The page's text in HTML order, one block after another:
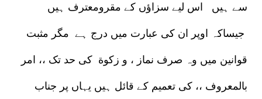
سے ہیں اس لیے سزاؤں کے مقرومعترف ہیں
جیساکہ اوپر ان کی عبارت میں درج ہے مگر مثبت
قوانین میں وہ صرف نماز ، و زکوة کی حد تک ،، امر
بالمعروف ،، کی تعمیم کے قائل ہیں یہاں پر جناب